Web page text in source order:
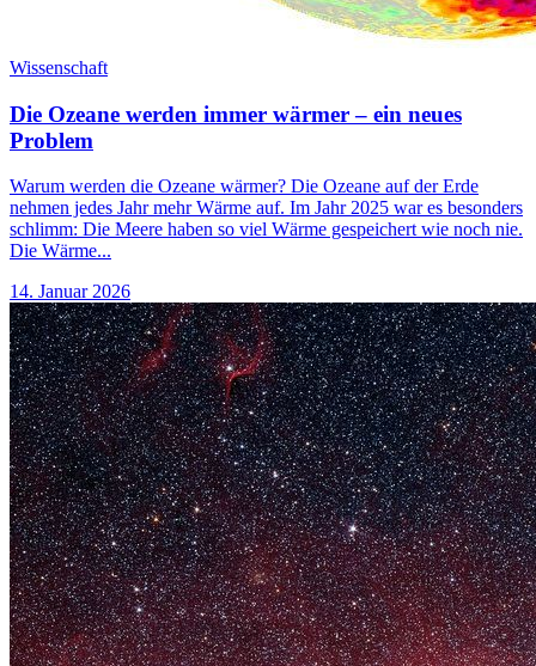
Wissenschaft
Die Ozeane werden immer wärmer – ein neues
Problem
Warum werden die Ozeane wärmer? Die Ozeane auf der Erde
nehmen jedes Jahr mehr Wärme auf. Im Jahr 2025 war es besonders
schlimm: Die Meere haben so viel Wärme gespeichert wie noch nie.
Die Wärme...
14. Januar 2026